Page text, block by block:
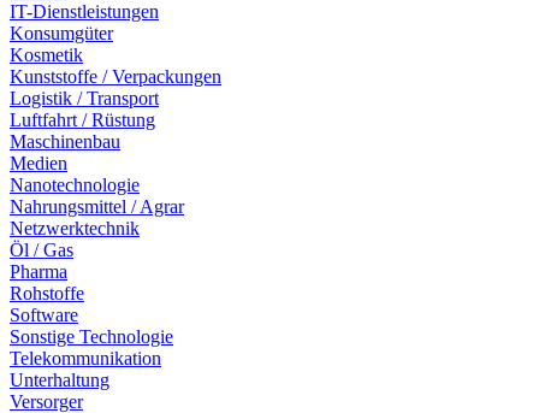
IT-Dienstleistungen
Konsumgüter
Kosmetik
Kunststoffe / Verpackungen
Logistik / Transport
Luftfahrt / Rüstung
Maschinenbau
Medien
Nanotechnologie
Nahrungsmittel / Agrar
Netzwerktechnik
Öl / Gas
Pharma
Rohstoffe
Software
Sonstige Technologie
Telekommunikation
Unterhaltung
Versorger